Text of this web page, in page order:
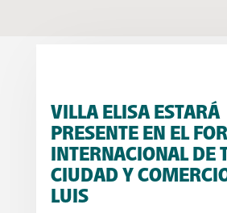
VILLA ELISA ESTARÁ
PRESENTE EN EL
INTERNACIONAL DE
CIUDAD Y
LUIS